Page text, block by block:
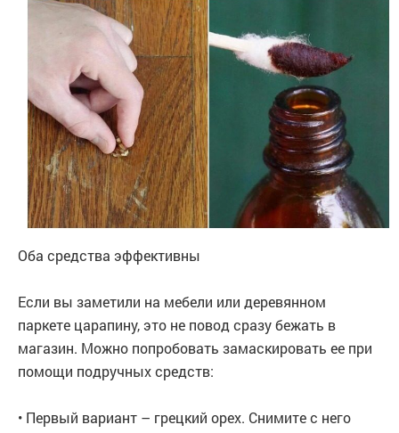
Оба средства эффективны
Если вы заметили на мебели или деревянном
паркете царапину, это не повод сразу бежать в
магазин. Можно попробовать замаскировать ее при
помощи подручных средств:
• Первый вариант – грецкий орех. Снимите с него